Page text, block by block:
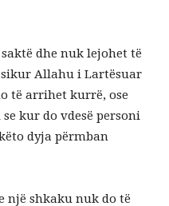
dhe nuk lejohet të
Allahu i Lartësuar
të arrihet kurrë, ose
kur do vdesë personi
dyja përmban
një shkaku nuk do të